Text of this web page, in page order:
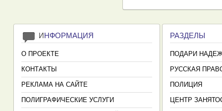
ИНФОРМАЦИЯ
О ПРОЕКТЕ
КОНТАКТЫ
РЕКЛАМА НА САЙТЕ
ПОЛИГРАФИЧЕСКИЕ УСЛУГИ
РАЗДЕЛЫ
ПОДАРИ
РУССКАЯ
ПОЛИЦИЯ
ЦЕНТР